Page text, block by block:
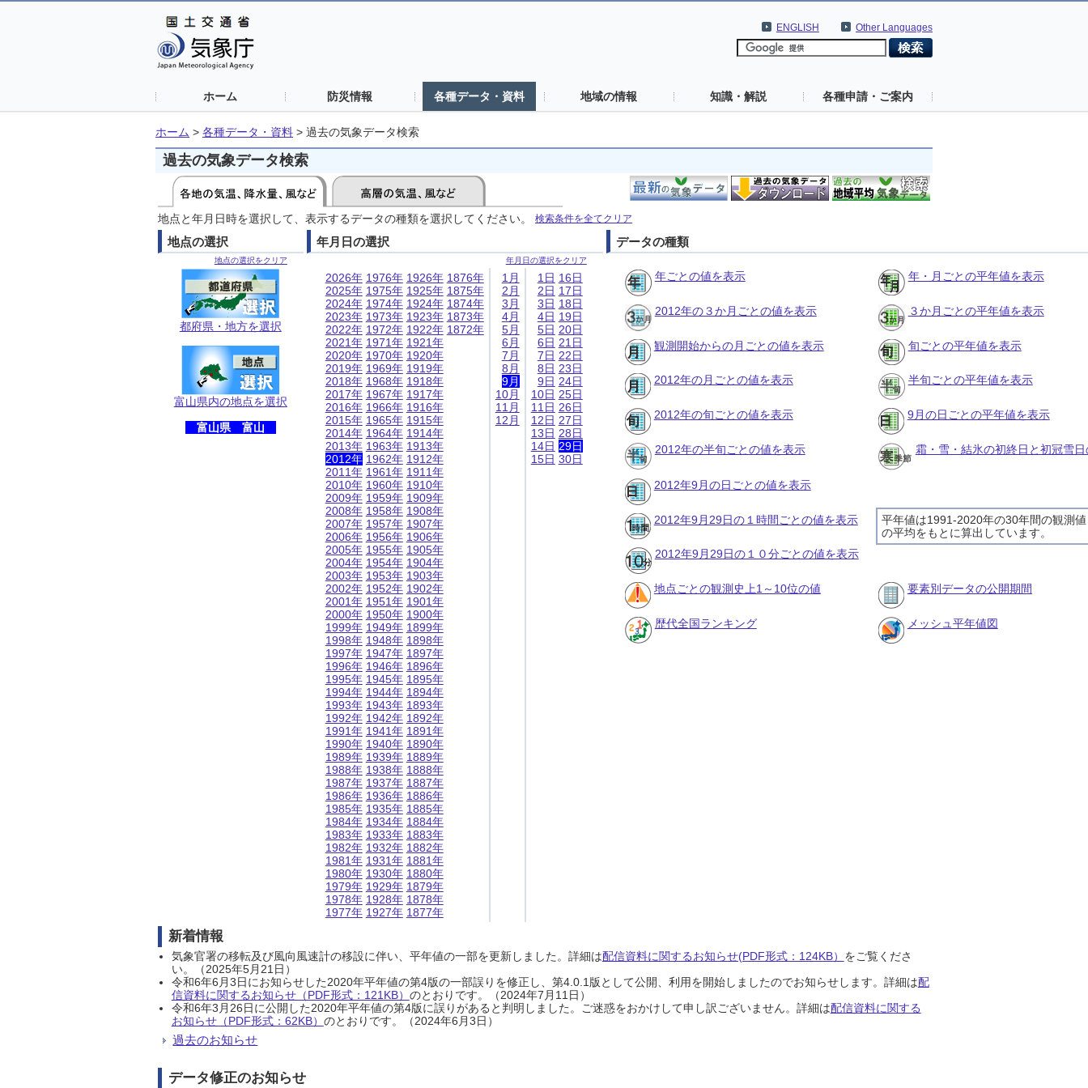
Other Languages
ENGLISH
ホーム 防災情報 各種データ・資料 地域の情報 知識・解説 各種申請・ご案内
ホーム > 各種データ・資料 > 過去の気象データ検索
過去の気象データ検索
地点と年月日時を選択して、表示するデータの種類を選択してください。 検索条件を全てクリア
地点の選択
地点の選択をクリア
都府県・地方を選択
富山県内の地点を選択
富山県 富山
年月日の選択
年月日の選択をクリア
2026年
2025年
2024年
2023年
2022年
2021年
2020年
2019年
2018年
2017年
2016年
2015年
2014年
2013年
2012年
2011年
2010年
2009年
2008年
2007年
2006年
2005年
2004年
2003年
2002年
2001年
2000年
1999年
1998年
1997年
1996年
1995年
1994年
1993年
1992年
1991年
1990年
1989年
1988年
1987年
1986年
1985年
1984年
1983年
1982年
1981年
1980年
1979年
1978年
1977年
1976年
1975年
1974年
1973年
1972年
1971年
1970年
1969年
1968年
1967年
1966年
1965年
1964年
1963年
1962年
1961年
1960年
1959年
1958年
1957年
1956年
1955年
1954年
1953年
1952年
1951年
1950年
1949年
1948年
1947年
1946年
1945年
1944年
1943年
1942年
1941年
1940年
1939年
1938年
1937年
1936年
1935年
1934年
1933年
1932年
1931年
1930年
1929年
1928年
1927年
1926年
1925年
1924年
1923年
1922年
1921年
1920年
1919年
1918年
1917年
1916年
1915年
1914年
1913年
1912年
1911年
1910年
1909年
1908年
1907年
1906年
1905年
1904年
1903年
1902年
1901年
1900年
1899年
1898年
1897年
1896年
1895年
1894年
1893年
1892年
1891年
1890年
1889年
1888年
1887年
1886年
1885年
1884年
1883年
1882年
1881年
1880年
1879年
1878年
1877年
1876年
1875年
1874年
1873年
1872年
1月
2月
3月
4月
5月
6月
7月
8月
9月
10月
11月
12月
1日
2日
3日
4日
5日
6日
7日
8日
9日
10日
11日
12日
13日
14日
15日
16日
17日
18日
19日
20日
21日
22日
23日
24日
25日
26日
27日
28日
29日
30日
データの種類
年ごとの値を表示 年・月ごとの平年値を表示
2012年の３か月ごとの値を表示 ３か月ごとの平年値を表示
観測開始からの月ごとの値を表示 旬ごとの平年値を表示
2012年の月ごとの値を表示 半旬ごとの平年値を表示
2012年の旬ごとの値を表示 9月の日ごとの平年値を表示
2012年の半旬ごとの値を表示 霜・雪・結氷の初終日と初冠雪
2012年9月の日ごとの値を表示
平年値は1991-2020年の30年間の観測値
の平均をもとに算出しています。
2012年9月29日の１時間ごとの値を表示
2012年9月29日の１０分ごとの値を表示
地点ごとの観測史上1～10位の値 要素別データの公開期間
歴代全国ランキング メッシュ平年値図
新着情報
気象官署の移転及び風向風速計の移設に伴い、平年値の一部を更新しました。詳細は配信資料に関するお知らせ(PDF形式：124KB） をご覧くださ
い。（2025年5月21日）
令和6年6月3日にお知らせした2020年平年値の第4版の一部誤りを修正し、第4.0.1版として公開、利用を開始しましたのでお知らせします。詳細は配
信資料に関するお知らせ（PDF形式：121KB） のとおりです。（2024年7月11日）
令和6年3月26日に公開した2020年平年値の第4版に誤りがあると判明しました。ご迷惑をおかけして申し訳ございません。詳細は配信資料に関する
お知らせ（PDF形式：62KB） のとおりです。（2024年6月3日）
過去のお知らせ
データ修正のお知らせ